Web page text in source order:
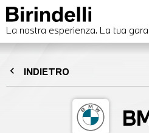
La nostra esperienza. La tua
chevron_left INDIETRO